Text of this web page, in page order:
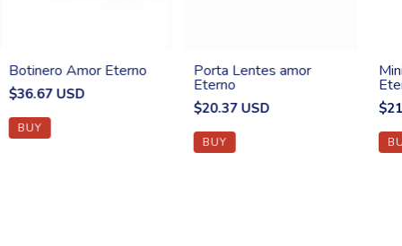
Botinero Amor Eterno
$36.67 USD
Porta Lentes amor
Eterno
$20.37 USD